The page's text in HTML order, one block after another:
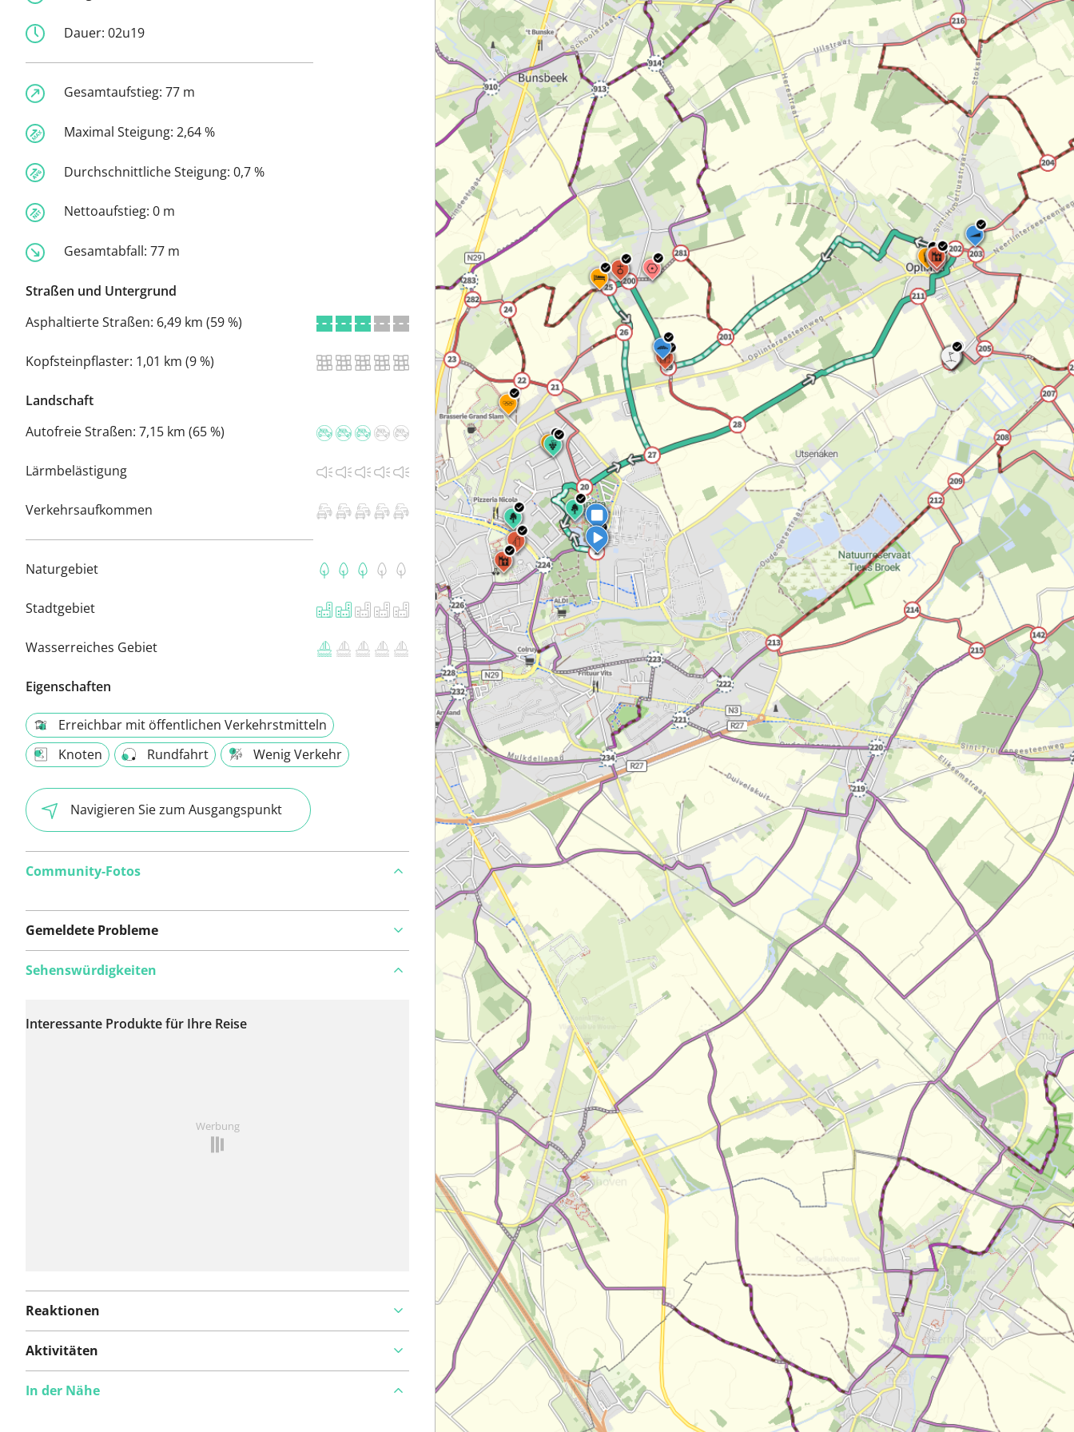
Dauer: 02u19
Gesamtaufstieg: 77 m
Maximal Steigung: 2,64 %
Durchschnittliche Steigung: 0,7 %
Nettoaufstieg: 0 m
Gesamtabfall: 77 m
Straßen und Untergrund
Asphaltierte Straßen: 6,49 km (59 %)
Kopfsteinpflaster: 1,01 km (9 %)
Landschaft
Autofreie Straßen: 7,15 km (65 %)
Lärmbelästigung
Verkehrsaufkommen
Naturgebiet
Stadtgebiet
Wasserreiches Gebiet
Eigenschaften
Erreichbar mit öffentlichen Verkehrstmitteln
Knoten
Rundfahrt Wenig Verkehr
Navigieren Sie zum Ausgangspunkt
Community-Fotos
Gemeldete Probleme
wurden bisher keine
Sehenswürdigkeiten
Interessante Produkte für Ihre Reise
Werbung
Reaktionen
Aktivitäten
In der Nähe